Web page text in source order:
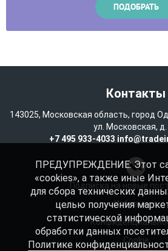
Контакты
143025, Московская область, город
ул. Московская, д.
+7 495 933-4033
Подписка на новые
Избранное
Cookie
ПРЕДУПРЕЖДЕНИЕ: Этот
«cookies», а также иные
для сбора технических
целью получения
статистической
обработки данных
Политике